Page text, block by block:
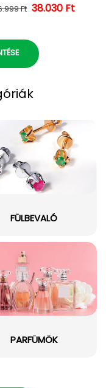
Normál ár
Ft 38.030 Ft
FÜLBEVALÓ
PARFÜMÖK